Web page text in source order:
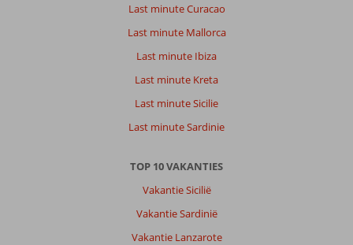
Last minute Curacao
Last minute Mallorca
Last minute Ibiza
Last minute Kreta
Last minute Sicilie
Last minute Sardinie
TOP 10 VAKANTIES
Vakantie Sicilië
Vakantie Sardinië
Vakantie Lanzarote